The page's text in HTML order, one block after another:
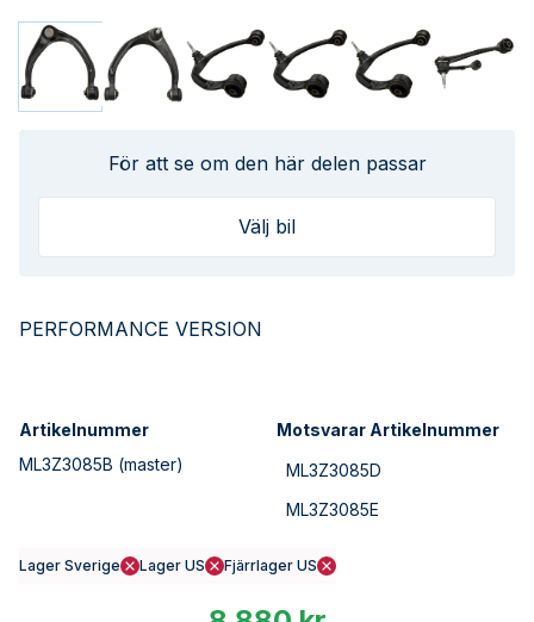
För att se om den här delen passar
Välj bil
PERFORMANCE VERSION
Artikelnummer
ML3Z3085B (master)
Motsvarar Artikelnummer
ML3Z3085D
ML3Z3085E
Lager Sverige Lager US Fjärrlager US